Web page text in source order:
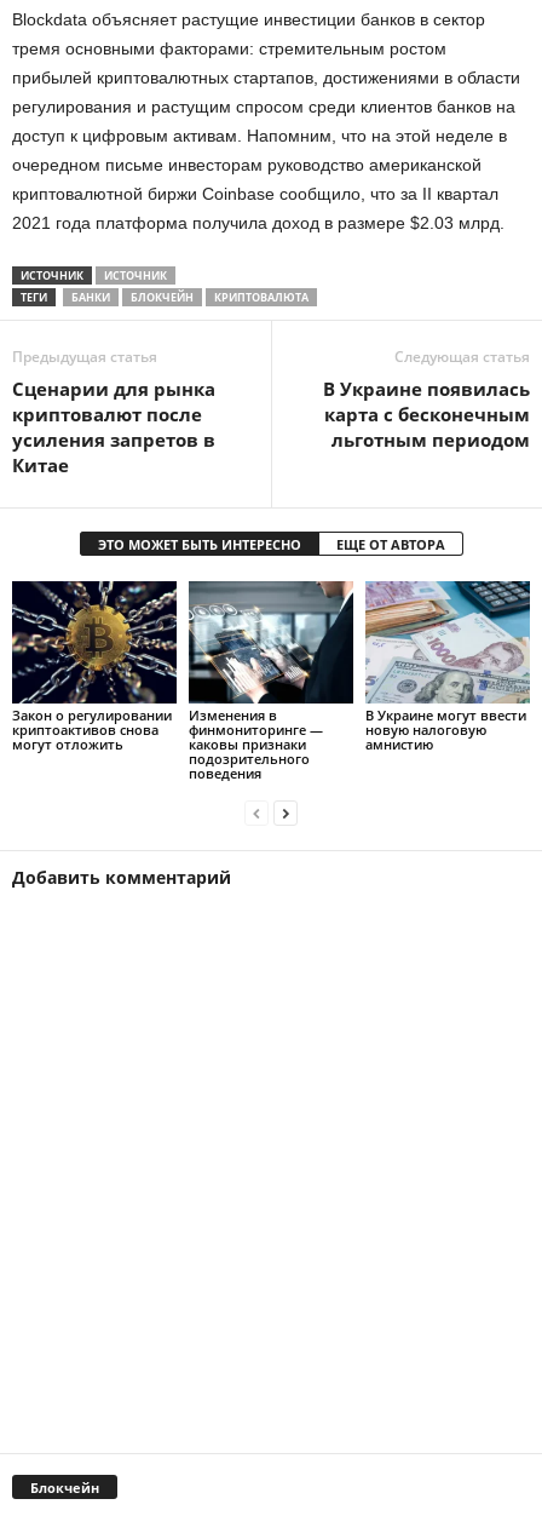
Blockdata объясняет растущие инвестиции банков в сектор
тремя основными факторами: стремительным ростом
прибылей криптовалютных стартапов, достижениями в области
регулирования и растущим спросом среди клиентов банков на
доступ к цифровым активам. Напомним, что на этой неделе в
очередном письме инвесторам руководство американской
криптовалютной биржи Coinbase сообщило, что за II квартал
2021 года платформа получила доход в размере $2.03 млрд.
ИСТОЧНИК
ИСТОЧНИК
ТЕГИ
БАНКИ БЛОКЧЕЙН КРИПТОВАЛЮТА
Предыдущая статья
Сценарии для рынка
криптовалют после
усиления запретов в
Китае
Следующая статья
В Украине появилась
карта с бесконечным
льготным периодом
ЭТО МОЖЕТ БЫТЬ ИНТЕРЕСНО ЕЩЕ ОТ АВТОРА
Закон о регулировании
криптоактивов снова
могут отложить
Изменения в
финмониторинге —
каковы признаки
подозрительного
поведения
В Украине могут ввести
новую налоговую
амнистию
Добавить комментарий
Блокчейн